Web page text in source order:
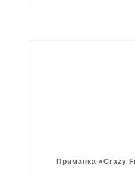
Приманка «Crazy